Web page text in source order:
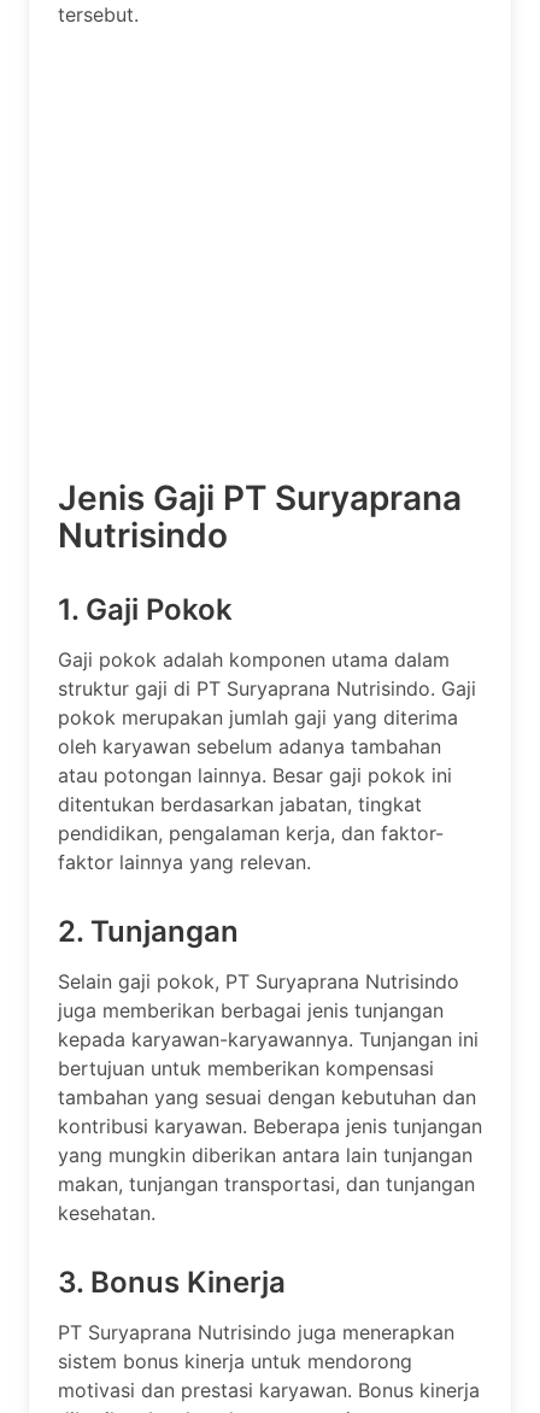
tersebut.
Jenis Gaji PT Suryaprana
Nutrisindo
1. Gaji Pokok
Gaji pokok adalah komponen utama dalam
struktur gaji di PT Suryaprana Nutrisindo. Gaji
pokok merupakan jumlah gaji yang diterima
oleh karyawan sebelum adanya tambahan
atau potongan lainnya. Besar gaji pokok ini
ditentukan berdasarkan jabatan, tingkat
pendidikan, pengalaman kerja, dan faktor-
faktor lainnya yang relevan.
2. Tunjangan
Selain gaji pokok, PT Suryaprana Nutrisindo
juga memberikan berbagai jenis tunjangan
kepada karyawan-karyawannya. Tunjangan ini
bertujuan untuk memberikan kompensasi
tambahan yang sesuai dengan kebutuhan dan
kontribusi karyawan. Beberapa jenis tunjangan
yang mungkin diberikan antara lain tunjangan
makan, tunjangan transportasi, dan tunjangan
kesehatan.
3. Bonus Kinerja
PT Suryaprana Nutrisindo juga menerapkan
sistem bonus kinerja untuk mendorong
motivasi dan prestasi karyawan. Bonus kinerja